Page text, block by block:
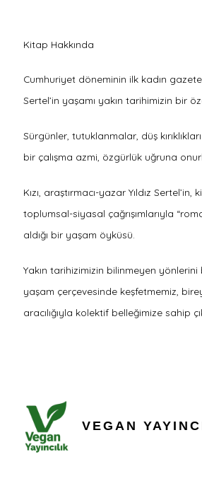
Kitap Hakkında
Cumhuriyet döneminin ilk kadın
Sertel’in yaşamı yakın tarihimizin bir
Sürgünler, tutuklanmalar, düş
bir çalışma azmi, özgürlük uğruna
Kızı, araştırmacı-yazar Yıldız
toplumsal-siyasal çağrışımlarıyla
aldığı bir yaşam öyküsü.
Yakın tarihizimizin bilinmeyen yönlerini
yaşam çerçevesinde keşfetmemiz,
aracılığıyla kolektif belleğimize sahip
VEGAN